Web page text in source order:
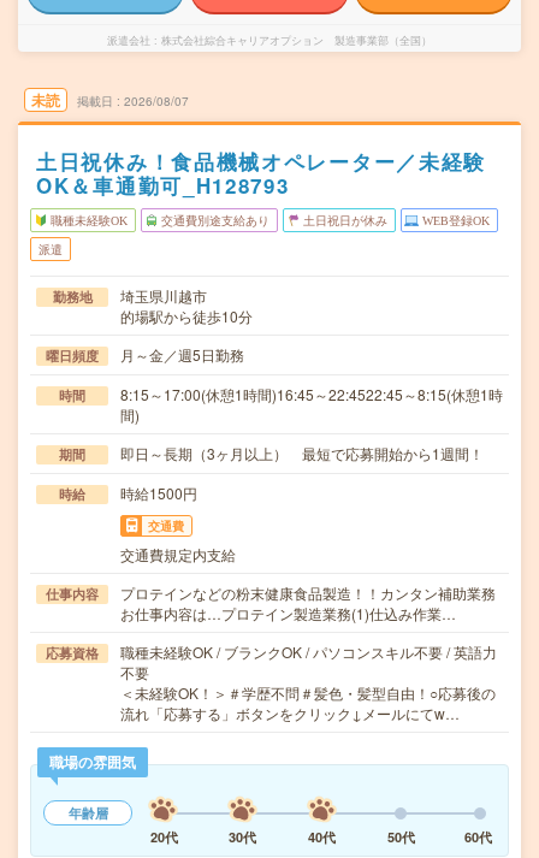
派遣会社 株式会社綜合キャリアオプション 製造事業部（全国）
未読 掲載日 2026/08/07
土日祝休み！食品機械オペレーター／未経験
OK＆車通勤可_H128793
職種未経験OK 交通費別途支給あり 土日祝日が休み WEB登録OK
派遣
勤務地
埼玉県川越市
的場駅から徒歩10分
曜日頻度 月～金／週5日勤務
時間
8:15～17:00(休憩1時間)16:45～22:4522:45～8:15(休憩1時
間)
期間 即日～長期（3ヶ月以上） 最短で応募開始から1週間！
時給 時給1500円
交通費
交通費規定内支給
仕事内容
プロテインなどの粉末健康食品製造！！カンタン補助業務
お仕事内容は…プロテイン製造業務(1)仕込み作業…
応募資格
職種未経験OK / ブランクOK / パソコンスキル不要 / 英語力
不要
＜未経験OK！＞＃学歴不問＃髪色・髪型自由！○応募後の
流れ「応募する」ボタンをクリック↓メールにてw…
職場の雰囲気
年齢層
20代
30代 40代 50代 60代